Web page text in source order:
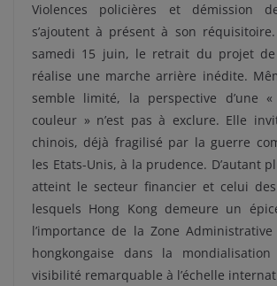
Violences policières et démission
s’ajoutent à présent à son
samedi 15 juin, le retrait du projet
réalise une marche arrière inédite.
semble limité, la perspective d’une
couleur » n’est pas à exclure. Elle
chinois, déjà fragilisé par la guerre
les Etats-Unis, à la prudence. D’autant
atteint le secteur financier et celui
lesquels Hong Kong demeure un
l’importance de la Zone Administrative
hongkongaise dans la
visibilité remarquable à l’échelle